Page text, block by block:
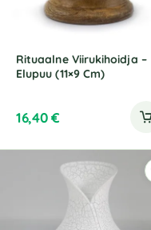
Rituaalne Viirukihoidja –
Elupuu (11×9 Cm)
16,40€